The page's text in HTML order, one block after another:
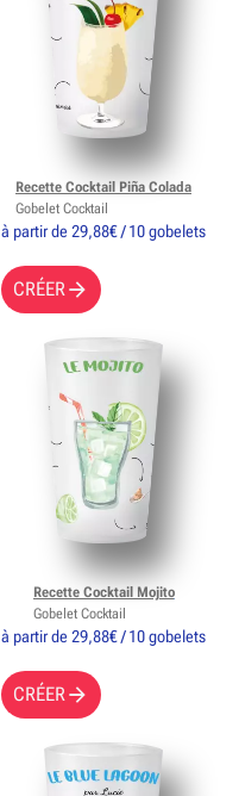
à partir de 29,88€ / 10 gobelets
CRÉER
Recette Cocktail Piña Colada
Gobelet Cocktail
à partir de 29,88€ / 10 gobelets
CRÉER
Recette Cocktail Mojito
Gobelet Cocktail